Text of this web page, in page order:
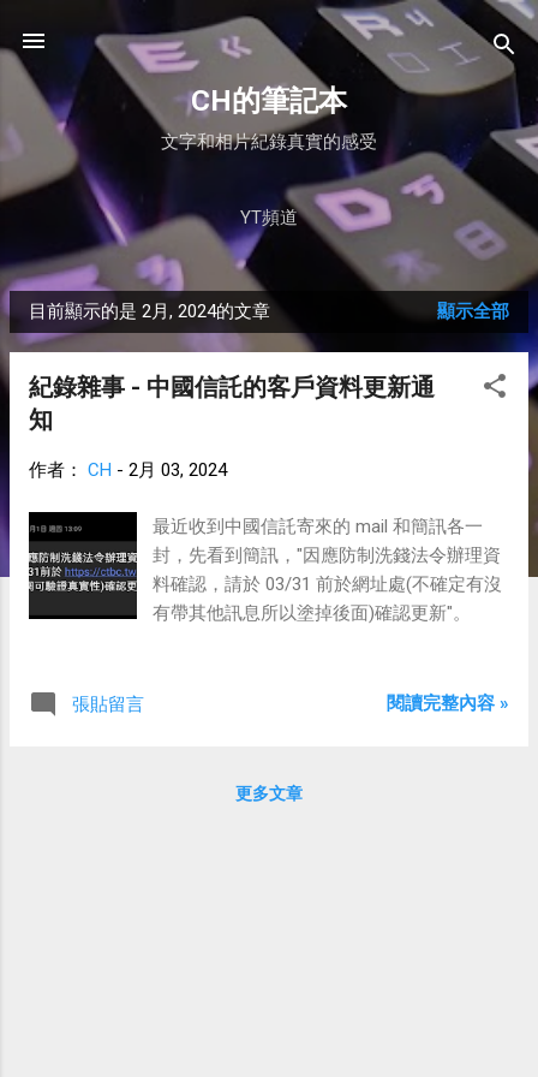
跳到主要內容
CH的筆記本
文字和相片紀錄真實的感受
YT頻道
發
表
文
目前顯示的是 2月, 2024的文章 顯示全部
紀錄雜事 - 中國信託的客戶資料更新通
知
作者： CH - 2月 03, 2024
最近收到中國信託寄來的 mail 和簡訊各一
封，先看到簡訊，"因應防制洗錢法令辦理資
料確認，請於 03/31 前於網址處(不確定有沒
有帶其他訊息所以塗掉後面)確認更新"。
張貼留言 閱讀完整內容 »
更多文章